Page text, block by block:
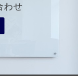
わせ